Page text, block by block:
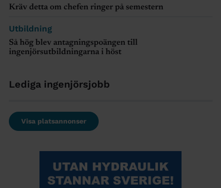
Kräv detta om chefen ringer på semestern
Utbildning
Så hög blev antagningspoängen till
ingenjörsutbildningarna i höst
Lediga ingenjörsjobb
Visa platsannonser